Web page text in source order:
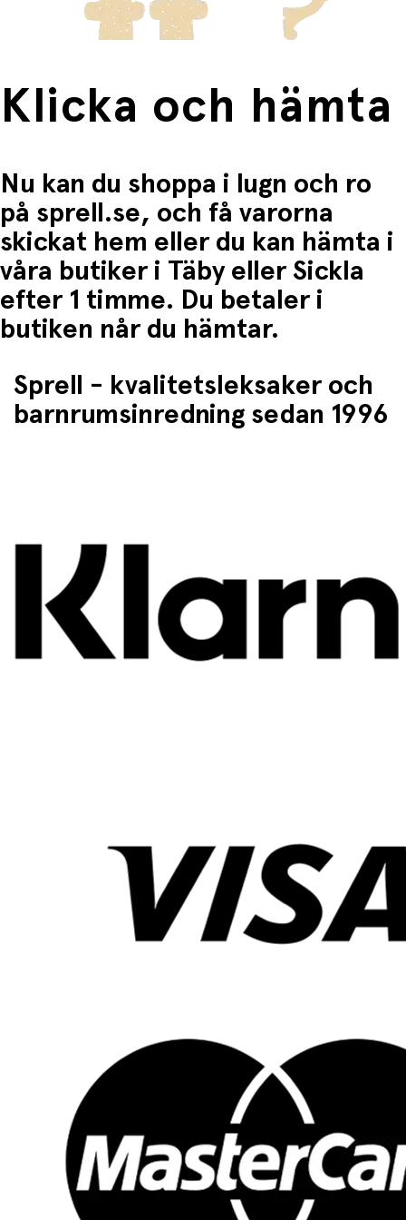
Klicka och hämta
Nu kan du shoppa i lugn och ro
på sprell.se, och få varorna
skickat hem eller du kan hämta i
våra butiker i Täby eller Sickla
efter 1 timme. Du betaler i
butiken når du hämtar.
Sprell - kvalitetsleksaker och
barnrumsinredning sedan 1996